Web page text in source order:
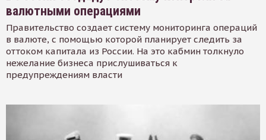
валютными операциями
Правительство создает систему мониторинга операций
в валюте, с помощью которой планирует следить за
оттоком капитала из России. На это кабмин толкнуло
нежелание бизнеса прислушиваться к
предупреждениям власти